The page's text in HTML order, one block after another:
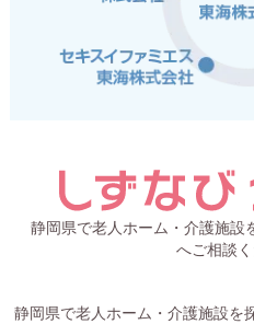
静岡県で老人ホーム・介護施設
へご相談く
静岡県で老人ホーム・介護施設を